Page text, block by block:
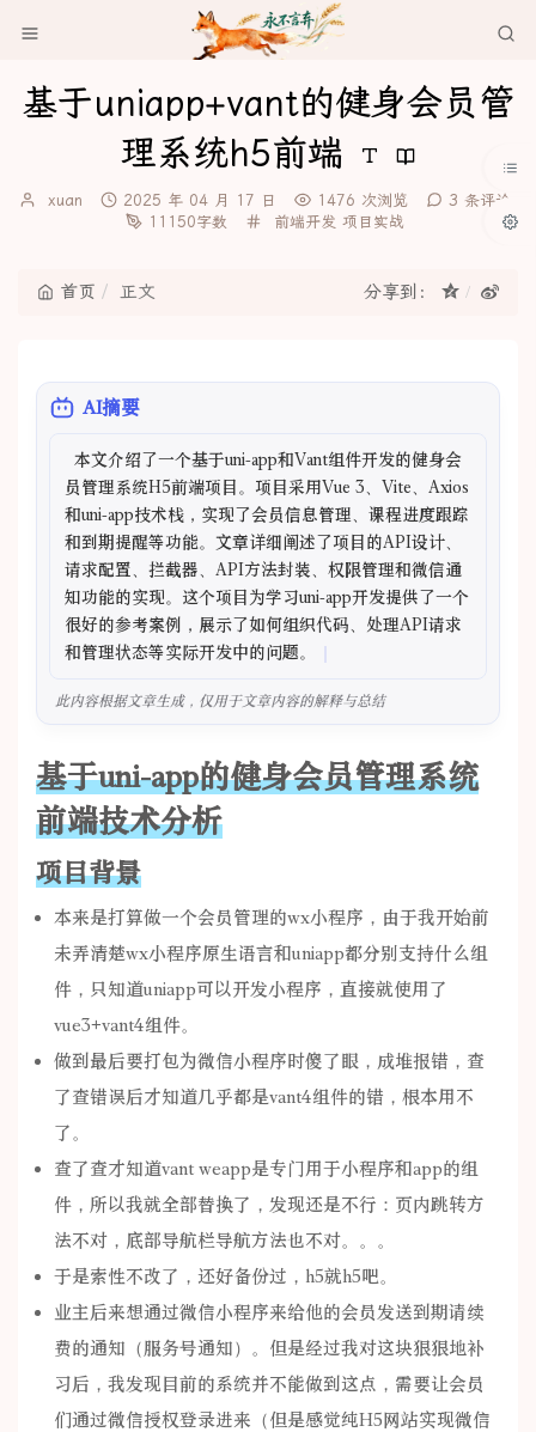
基于uniapp+vant的健身会员管
理系统h5前端
博
xuan
发
布
2025 年 04 月 17 日 1476 次浏览
3 条评论
11150字数
分
前端开发 项目实战
首页 正文 分享到：
AI摘要
员管理系统H5前端项目。项目采用Vue 3、Vite、Axios
和uni-app技术栈，实现了会员信息管理、课程进度跟踪
和到期提醒等功能。文章详细阐述了项目的API设计、
请求配置、拦截器、API方法封装、权限管理和微信通
知功能的实现。这个项目为学习uni-app开发提供了一个
很好的参考案例，展示了如何组织代码、处理API请求
和管理状态等实际开发中的问题。
此内容根据文章生成，仅用于文章内容的解释与总结
基于uni-app的健身会员管理系统
前端技术分析
项目背景
本来是打算做一个会员管理的wx小程序，由于我开始前
未弄清楚wx小程序原生语言和uniapp都分别支持什么组
件，只知道uniapp可以开发小程序，直接就使用了
vue3+vant4组件。
做到最后要打包为微信小程序时傻了眼，成堆报错，查
了查错误后才知道几乎都是vant4组件的错，根本用不
了。
查了查才知道vant weapp是专门用于小程序和app的组
件，所以我就全部替换了，发现还是不行：页内跳转方
法不对，底部导航栏导航方法也不对。。。
于是索性不改了，还好备份过，h5就h5吧。
业主后来想通过微信小程序来给他的会员发送到期请续
费的通知（服务号通知）。但是经过我对这块狠狠地补
习后，我发现目前的系统并不能做到这点，需要让会员
们通过微信授权登录进来（但是感觉纯H5网站实现微信